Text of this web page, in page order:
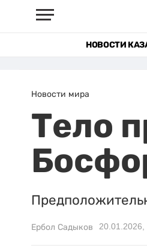
НОВОСТИ
Новости мира
Тело
Ербол Садыков 20.01.2026,